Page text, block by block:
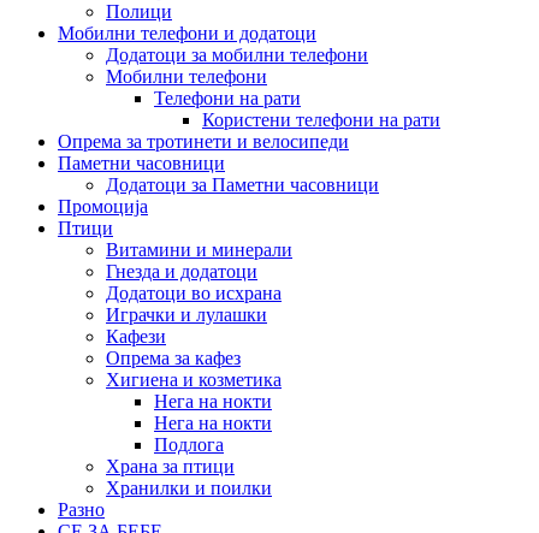
Полици
Мобилни телефони и додатоци
Додатоци за мобилни телефони
Мобилни телефони
Телефони на рати
Користени телефони на рати
Опрема за тротинети и велосипеди
Паметни часовници
Додатоци за Паметни часовници
Промоција
Птици
Витамини и минерали
Гнезда и додатоци
Додатоци во исхрана
Играчки и лулашки
Кафези
Опрема за кафез
Хигиена и козметика
Нега на нокти
Нега на нокти
Подлога
Храна за птици
Хранилки и поилки
Разно